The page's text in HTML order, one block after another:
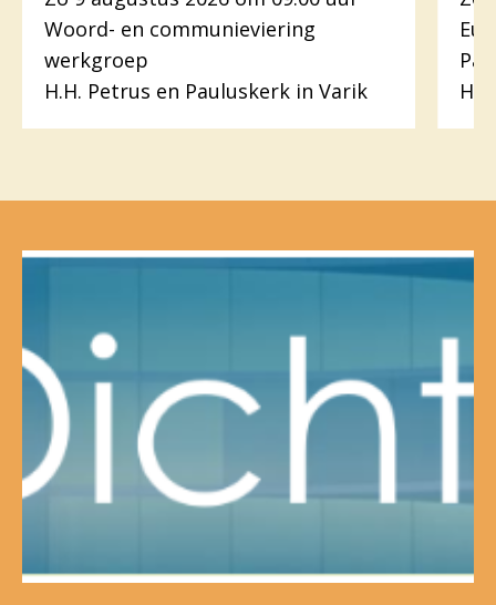
Woord- en communieviering
werkgroep
H.H. Petrus en Pauluskerk in Varik
H.